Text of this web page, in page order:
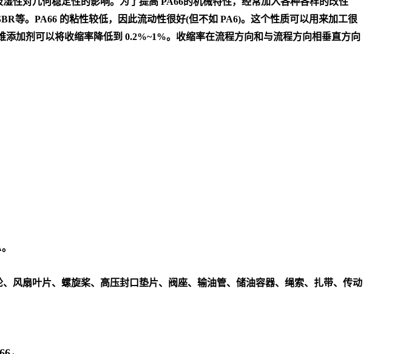
等。PA66 的粘性较低，因此流动性很好(但不如 PA6)。这个性质可以用来加工很
加剂可以将收缩率降低到 0.2%~1%。收缩率在流程方向和与流程方向相垂直方向
扇叶片、螺旋桨、高压封口垫片、阀座、输油管、储油容器、绳索、扎带、传动